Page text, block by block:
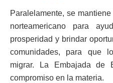
Paralelamente, se
norteamericano para
prosperidad y brindar
comunidades, para que
migrar. La Embajada de
compromiso en la materia.